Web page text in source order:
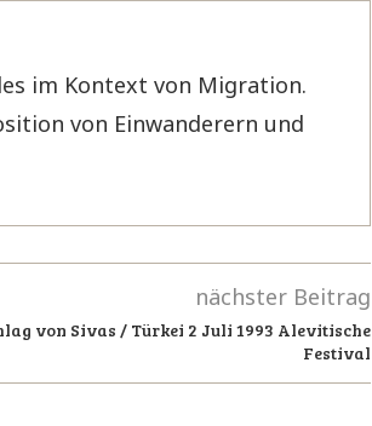
im Kontext von Migration.
von Einwanderern und
nächster Beitrag
von Sivas / Türkei 2 Juli 1993 Alevitische
Festival